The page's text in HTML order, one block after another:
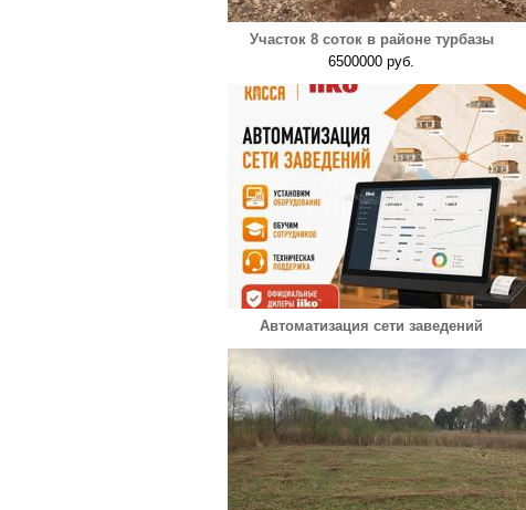
Участок 8 соток в районе турбазы
6500000 руб.
Автоматизация сети заведений